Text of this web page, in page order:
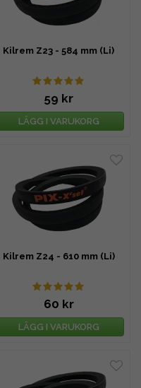
Kilrem Z23 - 584 mm (Li)
59 kr
LÄGG I VARUKORG
Kilrem Z24 - 610 mm (Li)
60 kr
LÄGG I VARUKORG